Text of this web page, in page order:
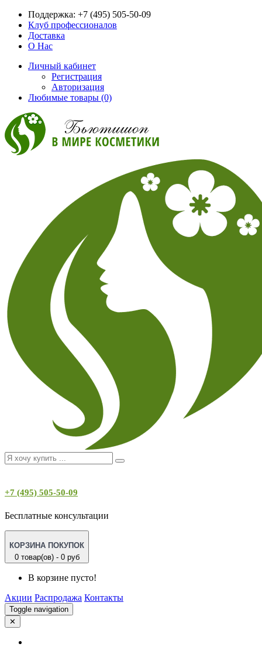
Поддержка: +7 (495) 505-50-09
Клуб профессионалов
Доставка
О Нас
Личный кабинет
Регистрация
Авторизация
Любимые товары (0)
+7 (495) 505-50-09
Бесплатные консультации
КОРЗИНА ПОКУПОК
0 товар(ов) - 0 руб
В корзине пусто!
Акции Распродажа Контакты
Toggle navigation
✕